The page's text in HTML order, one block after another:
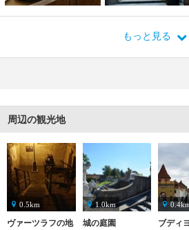
もっと見る
周辺の観光地
0.5km
ヴァーツラフの地
1.0km
城の庭園
ブディ